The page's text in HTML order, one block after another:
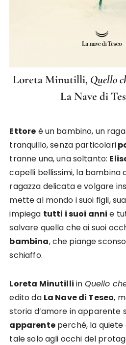
Loreta Minutilli, Quello
La Nave di
Ettore è un bambino, un
tranquillo, senza particolari
tranne una, una soltanto:
capelli bellissimi, la bambina
ragazza delicata e volgare
mette al mondo i suoi figli,
impiega tutti i suoi anni e
salvare quella che ai suoi
bambina, che piange
schiaffo.
Loreta Minutilli in Quello
edito da La Nave di Teseo,
storia d’amore in apparente
apparenteperché, la quiete
tale solo agli occhi del